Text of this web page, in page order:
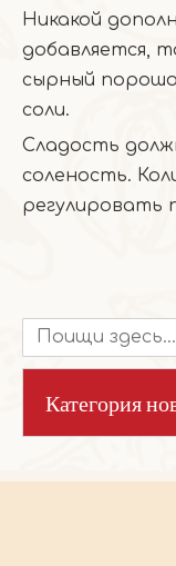
Никакой
добавляется,
сырный
соли.
Сладость
соленость.
регулировать
Категория